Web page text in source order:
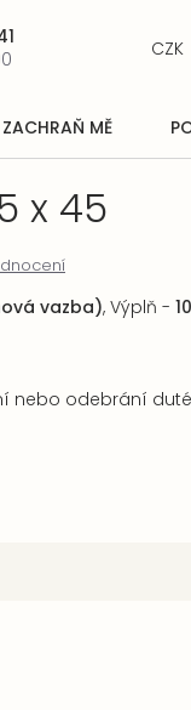
CZK
ZACHRAŇ MĚ
x 45
vazba), Výplň -
nebo odebrání